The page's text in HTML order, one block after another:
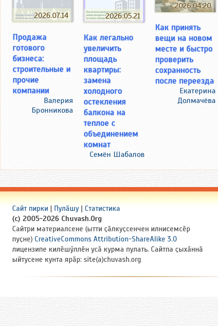
2026.07.14
Продажа
готового
бизнеса:
строительные и
прочие
компании
Валерия
Бронникова
2026.05.21
Как легально
увеличить
площадь
квартиры:
замена
холодного
остекления
балкона на
теплое с
объединением
комнат
Семён Шабалов
2026.04.20
Как принять
вещи на новом
месте и быстро
проверить
сохранность
после переезда
Екатерина
Долмачёва
Сайт пирки | Пулӑшу | Статистика
(c) 2005-2026 Chuvash.Org
Сайтри материалсене (ытти ҫӑлкуҫсенчен илнисемсӗр
пуҫне) CreativeCommons Attribution-ShareAlike 3.0
лицензипе килӗшӳллӗн усӑ курма пулать. Сайтпа ҫыхӑннӑ
ыйтусене кунта ярӑр: site(a)chuvash.org